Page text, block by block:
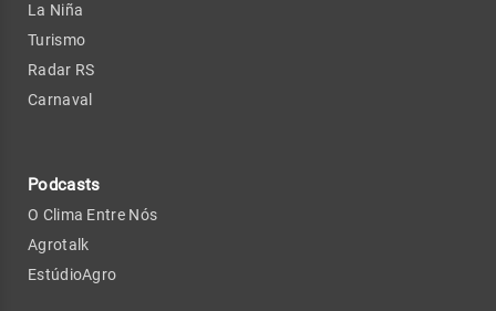
La Niña
Turismo
Radar RS
Carnaval
Podcasts
O Clima Entre Nós
Agrotalk
EstúdioAgro